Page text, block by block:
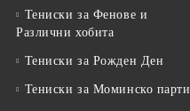
Тениски за Фенове и
Различни хобита
Тениски за Рожден Ден
Тениски за Mоминско парти